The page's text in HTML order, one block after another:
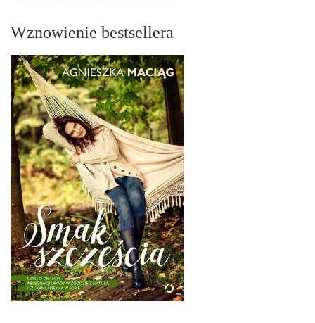
Wznowienie bestsellera